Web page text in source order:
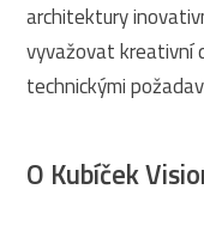
architektury
vyvažovat kreativní
technickými
O Kubíček